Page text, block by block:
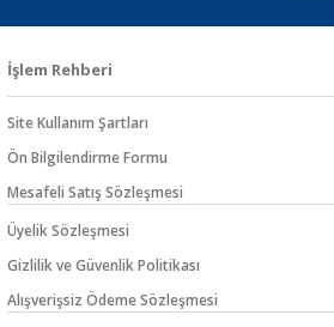
İşlem Rehberi
Site Kullanım Şartları
Ön Bilgilendirme Formu
Mesafeli Satış Sözleşmesi
Üyelik Sözleşmesi
Gizlilik ve Güvenlik Politikası
Alışverişsiz Ödeme Sözleşmesi